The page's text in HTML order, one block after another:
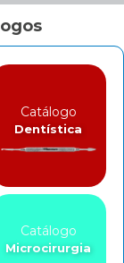
Catálogo
Dentística
Catálogo
Microcirurgia